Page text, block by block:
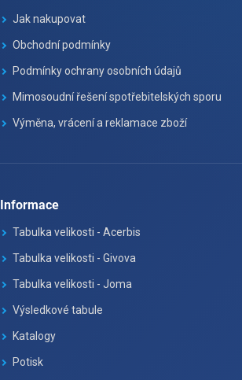
Jak nakupovat
Obchodní podmínky
Podmínky ochrany osobních údajů
Mimosoudní řešení spotřebitelských sporu
Výměna, vrácení a reklamace zboží
Informace
Tabulka velikosti - Acerbis
Tabulka velikosti - Givova
Tabulka velikosti - Joma
Výsledkové tabule
Katalogy
Potisk